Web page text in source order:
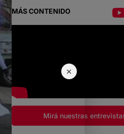
×
MÁS CONTENIDO
Mirá nuestras